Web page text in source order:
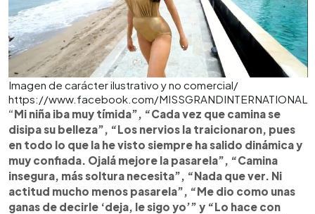
Imagen de carácter ilustrativo y no comercial/
https://www.facebook.com/MISSGRANDINTERNATIONAL
“Mi niña iba muy tímida”, “Cada vez que camina se
disipa su belleza”, “Los nervios la traicionaron, pues
en todo lo que la he visto siempre ha salido dinámica y
muy confiada. Ojalá mejore la pasarela”, “Camina
insegura, más soltura necesita”, “Nada que ver. Ni
actitud mucho menos pasarela”, “Me dio como unas
ganas de decirle ‘deja, le sigo yo’” y “Lo hace con